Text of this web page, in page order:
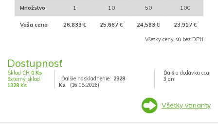
Množstvo 1 10 50 100
Vaša cena 26,833 € 25,667 € 24,583 € 23,917 €
Všetky ceny sú bez DPH
Dostupnosť
Sklad ČR 0 Ks
Externý sklad
1328 Ks
Ďalšie naskladnenie: 2328
Ks
(16.08.2026)
Ďalšia dodávka cca
3 dni
Všetky varianty